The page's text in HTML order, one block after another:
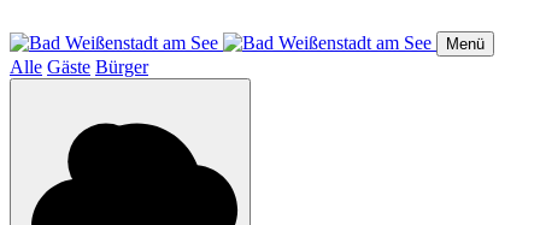
zum
Inhalt
Menü
Alle Gäste Bürger